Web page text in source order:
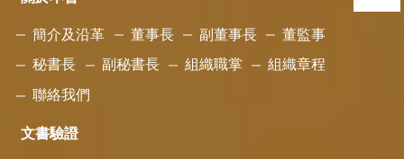
簡介及沿革 董事長 副董事長 董監事
秘書長 副秘書長 組織職掌 組織章程
聯絡我們
文書驗證